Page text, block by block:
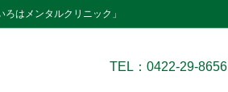
はメンタルクリニック」
TEL：0422-29-8656